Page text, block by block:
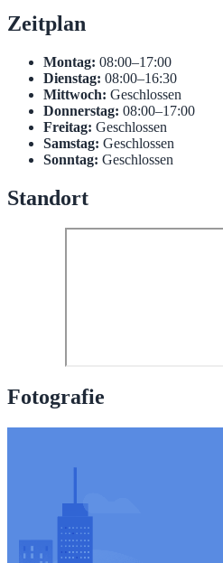
Zeitplan
Montag: 08:00–17:00
Dienstag: 08:00–16:30
Mittwoch: Geschlossen
Donnerstag: 08:00–17:00
Freitag: Geschlossen
Samstag: Geschlossen
Sonntag: Geschlossen
Standort
Fotografie